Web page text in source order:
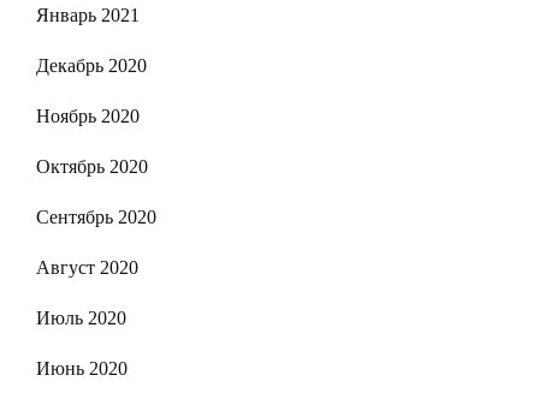
Январь 2021
Декабрь 2020
Ноябрь 2020
Октябрь 2020
Сентябрь 2020
Август 2020
Июль 2020
Июнь 2020